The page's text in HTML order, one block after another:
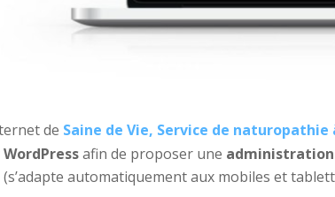
de Saine de Vie, Service de
afin de proposer une
(s’adapte automatiquement aux mobiles et